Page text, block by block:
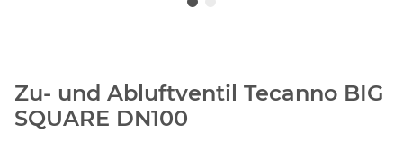
Zu- und Abluftventil Tecanno BIG
SQUARE DN100